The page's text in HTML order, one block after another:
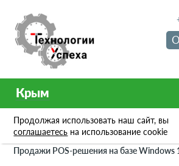
Крым
Продолжая использовать наш сайт, вы
соглашаетесь на использование cookie
Новости
Продажи POS-решения на базе Windows